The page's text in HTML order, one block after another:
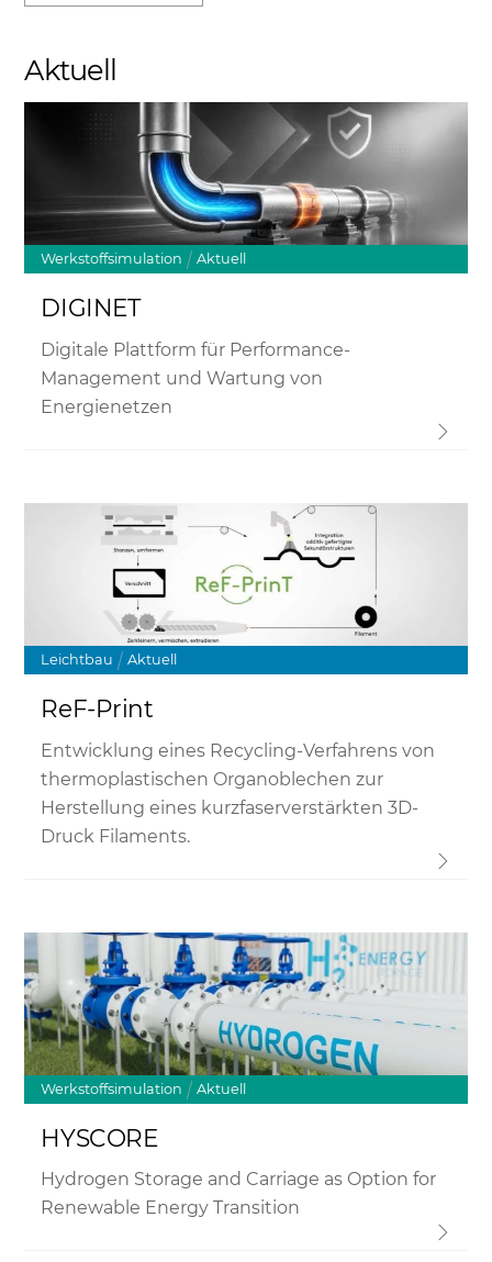
Aktuell
Werkstoffsimulation Aktuell
DIGINET
Digitale Plattform für Performance-
Management und Wartung von
Energienetzen
Leichtbau Aktuell
ReF-Print
Entwicklung eines Recycling-Verfahrens von
thermoplastischen Organoblechen zur
Herstellung eines kurzfaserverstärkten 3D-
Druck Filaments.
Link
Werkstoffsimulation Aktuell
HYSCORE
Hydrogen Storage and Carriage as Option for
Renewable Energy Transition